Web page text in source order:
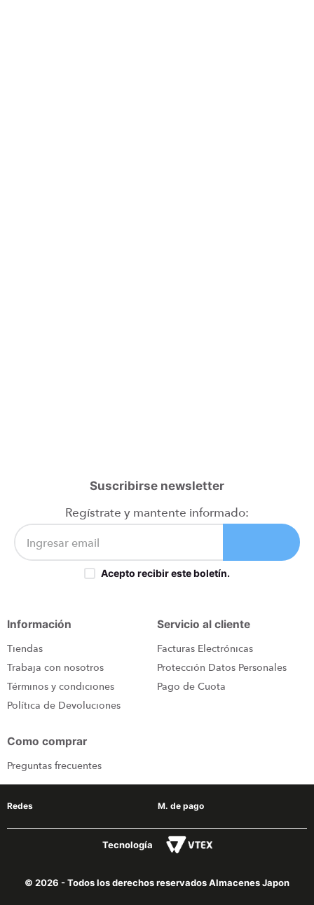
Suscribirse newsletter
Regístrate y mantente informado:
Acepto recibir este boletín.
Información
Tiendas
Trabaja con nosotros
Términos y condiciones
Política de Devoluciones
Servicio al cliente
Facturas Electrónicas
Protección Datos Personales
Pago de Cuota
Como comprar
Preguntas frecuentes
Redes M. de pago
Tecnología
© 2026 - Todos los derechos reservados Almacenes Japon